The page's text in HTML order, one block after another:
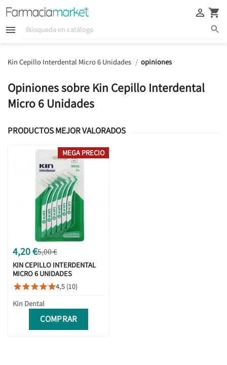
  
 
Kin Cepillo Interdental Micro 6 Unidades opiniones
Opiniones sobre Kin Cepillo Interdental
Micro 6 Unidades
PRODUCTOS MEJOR VALORADOS
4,20 €5,00 €
KIN CEPILLO INTERDENTAL
MICRO 6 UNIDADES
4,5 (10)
Kin Dental
COMPRAR
MEGA PRECIO